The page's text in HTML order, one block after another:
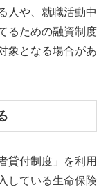
人や、就職活動中
るための融資制度
象となる場合があ
貸付制度」を利用
している生命保険